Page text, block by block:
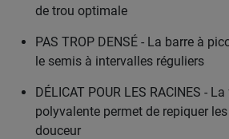
de trou optimale
PAS TROP DENSÉ - La barre à
le semis à intervalles réguliers
DÉLICAT POUR LES RACINES -
polyvalente permet de repiquer
douceur